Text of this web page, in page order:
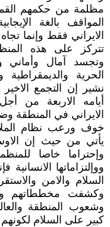
مظلمة من حکمهم
المواقف بالغة
الايراني فقط وإنما
تترکز على هذه
وتجسد آمال وأماني
الحرية والديمقراطية
نشير إن التجمع
أيامه الاربعة من
الايراني في المنطقة
خوف ورعب نظام
يأتي من حيث إن
وإحتراما خاصا
ووإلتزاماتها
السلام والامن
وکشفت مخططاتهم
وشعوب المنطقة
کبير على السلام